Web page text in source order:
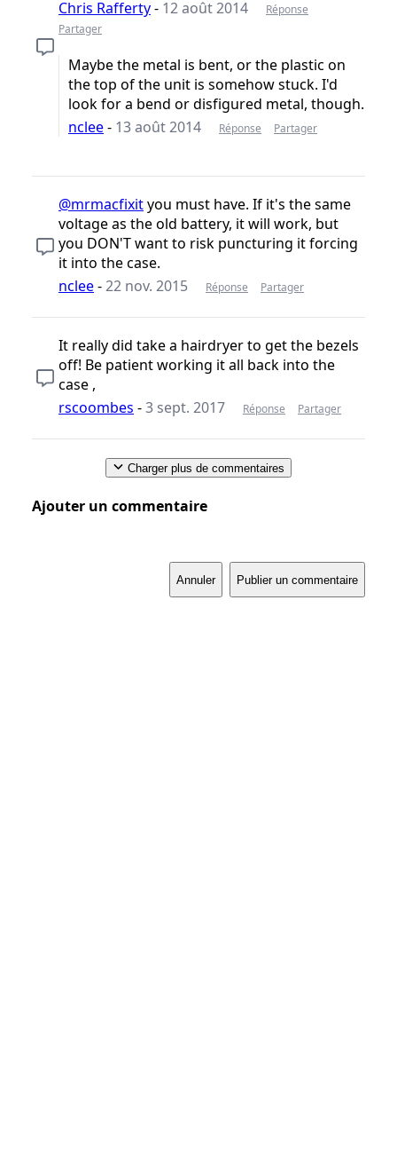
Chris Rafferty- 12 août 2014
Réponse
Partager
Maybe the metal is bent, or the plastic on
the top of the unit is somehow stuck. I'd
look for a bend or disfigured metal, though.
nclee- 13 août 2014 Réponse Partager
@mrmacfixityou must have. If it's the same
voltage as the old battery, it will work, but
you DON'T want to risk puncturing it forcing
it into the case.
nclee-22 nov. 2015 Réponse Partager
It really did take a hairdryer to get the bezels
off! Be patient working it all back into the
case ,
rscoombes -3 sept. 2017 Réponse Partager
Charger plus de commentaires
Ajouter un commentaire
Annuler Publier un commentaire